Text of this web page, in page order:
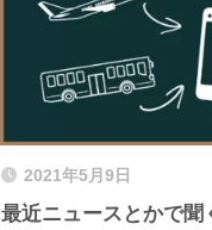
2021年5月9日
最近ニュースとかで聞